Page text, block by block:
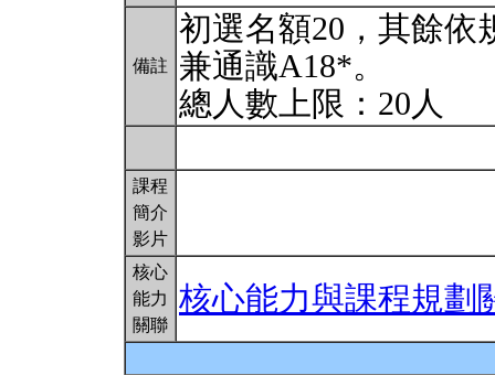
備註
初選名額20，其餘依
兼通識A18*。
總人數上限：20人
課程
簡介
影片
核心
能力
關聯
核心能力與課程規劃